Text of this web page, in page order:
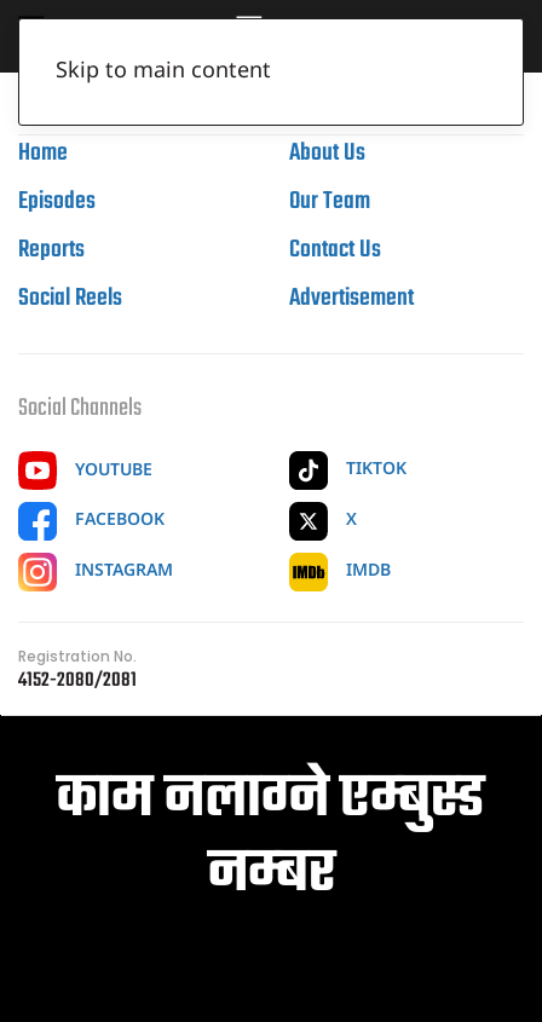
Skip to main content
Home
Episodes
Reports
Social Reels
About Us
Our Team
Contact Us
Advertisement
Social Channels
YOUTUBE
FACEBOOK
INSTAGRAM
TIKTOK
X
IMDB
Registration No.
4152-2080/2081
काम नलाग्ने एम्बुस्ड
नम्बर